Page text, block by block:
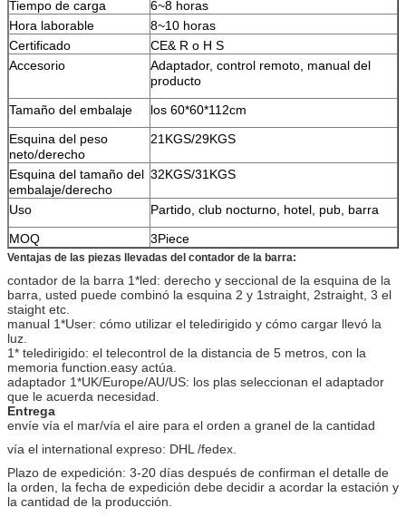
Tiempo de carga
6~8 horas
Hora laborable
8~10 horas
Certificado
CE& R o H S
Accesorio
Adaptador, control remoto, manual del
producto
Tamaño del embalaje
los 60*60*112cm
Esquina del peso
neto/derecho
21KGS/29KGS
Esquina del tamaño del
embalaje/derecho
32KGS/31KGS
Uso
Partido, club nocturno, hotel, pub, barra
MOQ
3Piece
Ventajas de las piezas llevadas del contador de la barra:
contador de la barra 1*led: derecho y seccional de la esquina de la
barra, usted puede combinó la esquina 2 y 1straight, 2straight, 3 el
staight etc.
manual 1*User: cómo utilizar el teledirigido y cómo cargar llevó la
luz.
1* teledirigido: el telecontrol de la distancia de 5 metros, con la
memoria function.easy actúa.
adaptador 1*UK/Europe/AU/US: los plas seleccionan el adaptador
que le acuerda necesidad.
Entrega
envíe vía el mar/vía el aire para el orden a granel de la cantidad
vía el international expreso: DHL /fedex.
Plazo de expedición: 3-20 días después de confirman el detalle de
la orden, la fecha de expedición debe decidir a acordar la estación y
la cantidad de la producción.